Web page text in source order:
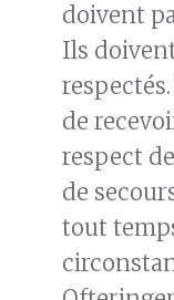
doivent
Ils
de
respect
de
tout